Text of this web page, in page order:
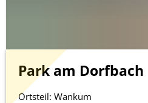
Park am Dorfbach
Ortsteil: Wankum